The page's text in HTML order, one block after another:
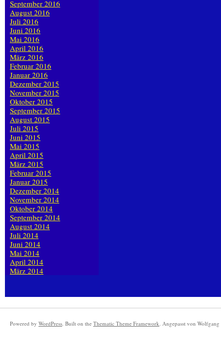
September 2016
August 2016
Juli 2016
Juni 2016
Mai 2016
April 2016
März 2016
Februar 2016
Januar 2016
Dezember 2015
November 2015
Oktober 2015
September 2015
August 2015
Juli 2015
Juni 2015
Mai 2015
April 2015
März 2015
Februar 2015
Januar 2015
Dezember 2014
November 2014
Oktober 2014
September 2014
August 2014
Juli 2014
Juni 2014
Mai 2014
April 2014
März 2014
Powered by WordPress. Built on the Thematic Theme Framework. Angepasst von